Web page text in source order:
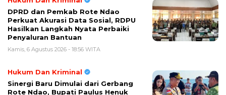
DPRD dan Pemkab Rote Ndao
Perkuat Akurasi Data Sosial, RDPU
Hasilkan Langkah Nyata Perbaiki
Penyaluran Bantuan
Kamis, 6 Agustus 2026 - 18:56 WITA
Hukum Dan Kriminal
Sinergi Baru Dimulai dari Gerbang
Rote Ndao, Bupati Paulus Henuk